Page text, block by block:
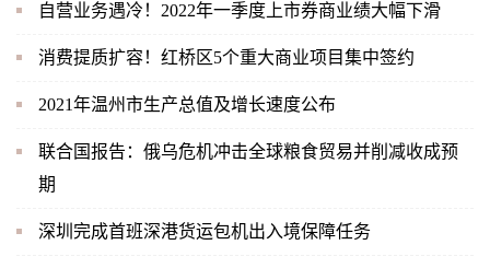
自营业务遇冷！2022年一季度上市券商业绩大幅下滑
消费提质扩容！红桥区5个重大商业项目集中签约
2021年温州市生产总值及增长速度公布
联合国报告：俄乌危机冲击全球粮食贸易并削减收成预
期
深圳完成首班深港货运包机出入境保障任务